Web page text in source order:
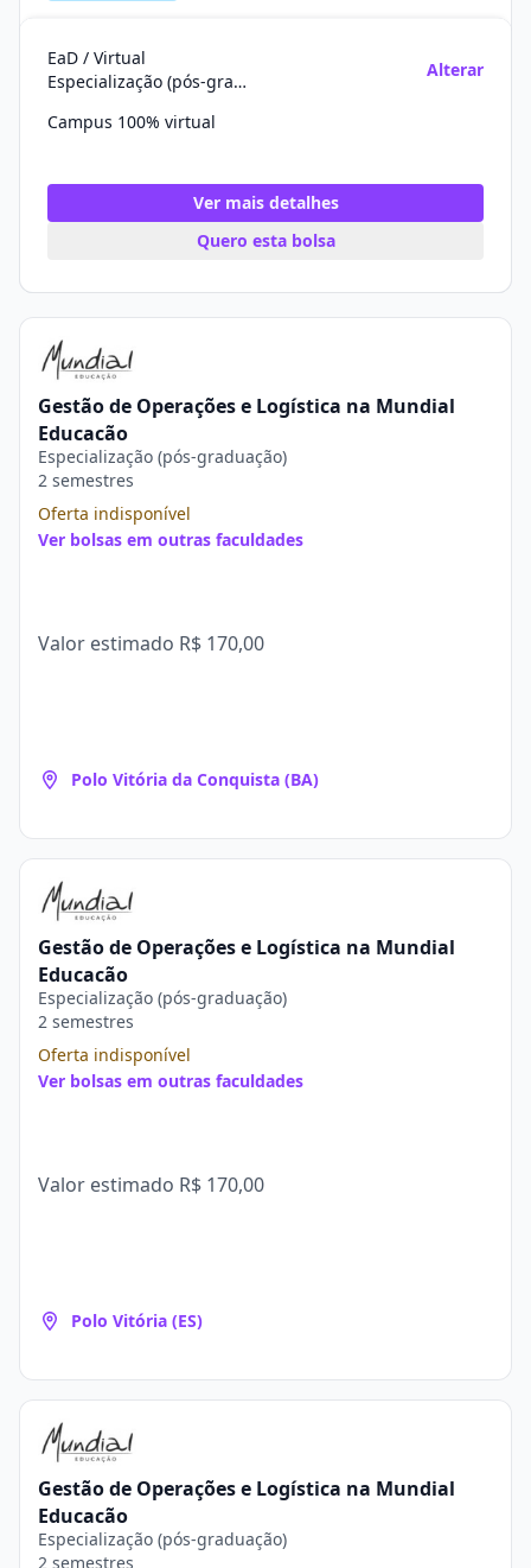
EaD / Virtual
Especialização (pós-graduação)
Alterar
Campus 100% virtual
Ver mais detalhes
Quero esta bolsa
Gestão de Operações e Logística na Mundial
Educação
Especialização (pós-graduação)
2 semestres
Oferta indisponível
Ver bolsas em outras faculdades
Valor estimado R$ 170,00
Polo Vitória da Conquista (BA)
Gestão de Operações e Logística na Mundial
Educação
Especialização (pós-graduação)
2 semestres
Oferta indisponível
Ver bolsas em outras faculdades
Valor estimado R$ 170,00
Polo Vitória (ES)
Gestão de Operações e Logística na Mundial
Educação
Especialização (pós-graduação)
2 semestres